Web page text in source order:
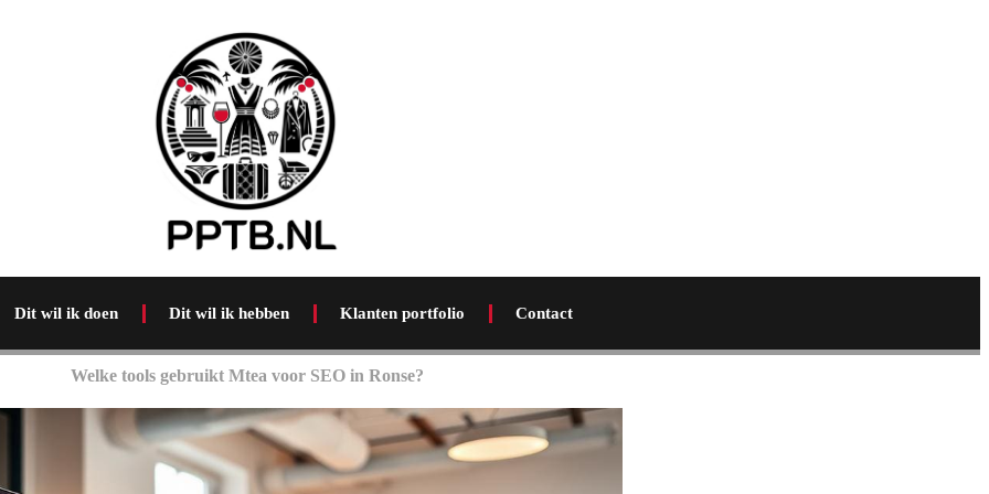
Dit wil ik doen Dit wil ik hebben Klanten portfolio Contact
Welke tools gebruikt Mtea voor SEO in Ronse?